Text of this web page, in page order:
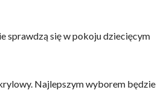
sprawdzą się w pokoju dziecięcym
Najlepszym wyborem będzie